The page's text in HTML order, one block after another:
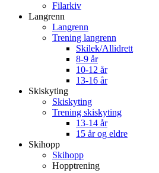
Filarkiv
Langrenn
Langrenn
Trening langrenn
Skilek/Allidrett
8-9 år
10-12 år
13-16 år
Skiskyting
Skiskyting
Trening skiskyting
13-14 år
15 år og eldre
Skihopp
Skihopp
Hopptrening